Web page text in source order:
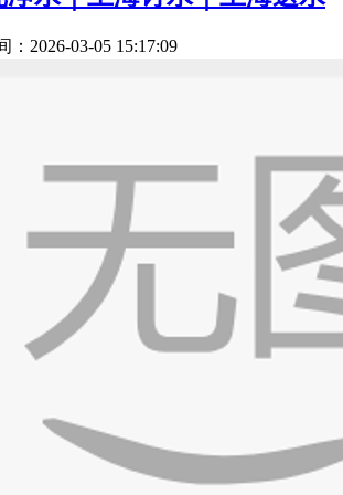
：2026-03-05 15:17:09